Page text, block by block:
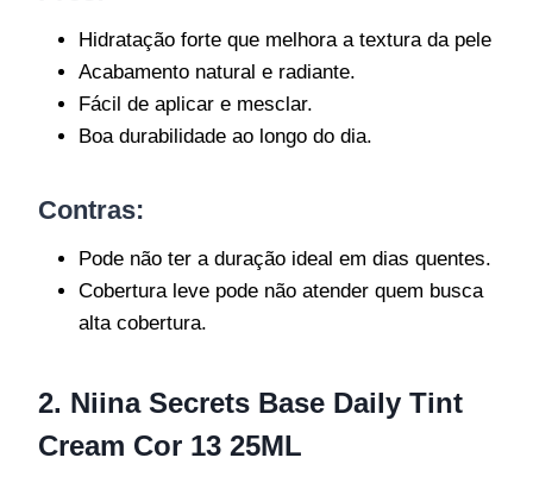
Hidratação forte que melhora a textura da pele
Acabamento natural e radiante.
Fácil de aplicar e mesclar.
Boa durabilidade ao longo do dia.
Contras:
Pode não ter a duração ideal em dias quentes.
Cobertura leve pode não atender quem busca
alta cobertura.
2. Niina Secrets Base Daily Tint
Cream Cor 13 25ML